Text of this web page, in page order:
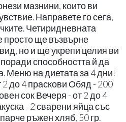
мазнини, които ви
Направете го сега,
Четиридневната
просто ще възвърне
но и ще укрепи целия ви
способността й да
Меню на диетата за 4 дни!
до 4 праскови Обяд - 200
сок Вечеря - от 2 до 4
- 2 сварени яйца със
ръжен хляб, 50 гр.